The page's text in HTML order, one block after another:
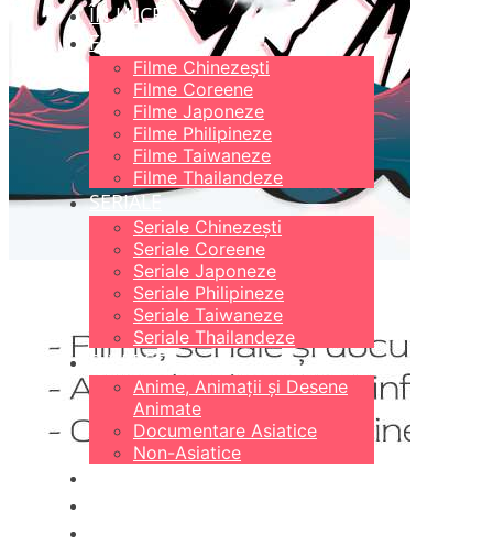
ÎN LUCRU
FILME
Filme Chinezești
Filme Coreene
Filme Japoneze
Filme Philipineze
Filme Taiwaneze
Filme Thailandeze
SERIALE
Seriale Chinezești
Seriale Coreene
Seriale Japoneze
Seriale Philipineze
Seriale Taiwaneze
Seriale Thailandeze
DIVERSE
Anime, Animații și Desene
Animate
Documentare Asiatice
Non-Asiatice